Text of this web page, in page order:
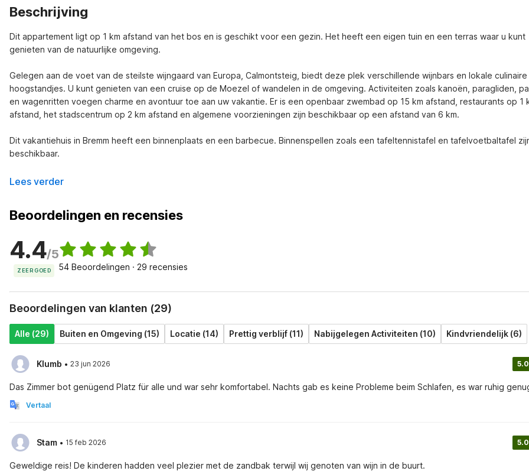
Beschrijving
Dit appartement ligt op 1 km afstand van het bos en is geschikt voor een gezin. Het heeft een eigen tuin en een terras waar u kunt
genieten van de natuurlijke omgeving.
Gelegen aan de voet van de steilste wijngaard van Europa, Calmontsteig, biedt deze plek verschillende wijnbars en lokale culinaire
hoogstandjes. U kunt genieten van een cruise op de Moezel of wandelen in de omgeving. Activiteiten zoals kanoën, paragliden,
en wagenritten voegen charme en avontuur toe aan uw vakantie. Er is een openbaar zwembad op 15 km afstand, restaurants op 1
afstand, het stadscentrum op 2 km afstand en algemene voorzieningen zijn beschikbaar op een afstand van 6 km.
Dit vakantiehuis in Bremm heeft een binnenplaats en een barbecue. Binnenspellen zoals een tafeltennistafel en tafelvoetbaltafel
beschikbaar.
Lees verder
Beoordelingen en recensies
4.4/5
ZEER GOED 54 Beoordelingen · 29 recensies
Beoordelingen van klanten (29)
Alle (29) Buiten en Omgeving (15) Locatie (14) Prettig verblijf (11) Nabijgelegen Activiteiten (10) Kindvriendelijk (6)
Klumb · 23 jun 2026 5.0
Das Zimmer bot genügend Platz für alle und war sehr komfortabel. Nachts gab es keine Probleme beim Schlafen, es war ruhig
Vertaal
Stam · 15 feb 2026 5.0
Geweldige reis! De kinderen hadden veel plezier met de zandbak terwijl wij genoten van wijn in de buurt.